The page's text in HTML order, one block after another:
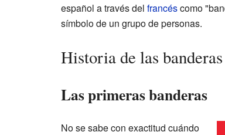
español a través del francéscomo
símbolo de un grupo de personas.
Historia de las banderas
Las primeras banderas
No se sabe con exactitud cuándo